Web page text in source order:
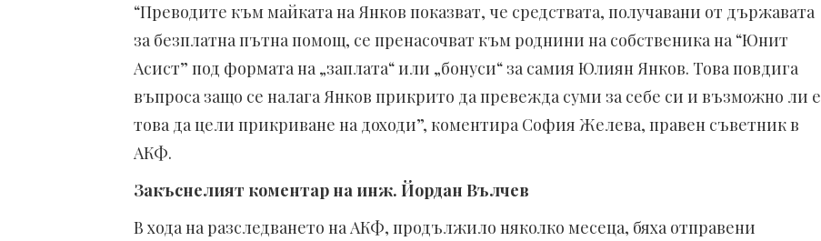
“Преводите към майката на Янков показват, че средствата, получавани от държавата
за безплатна пътна помощ, се пренасочват към роднини на собственика на “Юнит
Асист” под формата на „заплата“ или „бонуси“ за самия Юлиян Янков. Това повдига
въпроса защо се налага Янков прикрито да превежда суми за себе си и възможно ли е
това да цели прикриване на доходи”, коментира София Желева, правен съветник в
АКФ.
Закъснелият коментар на инж. Йордан Вълчев
В хода на разследването на АКФ, продължило няколко месеца, бяха отправени